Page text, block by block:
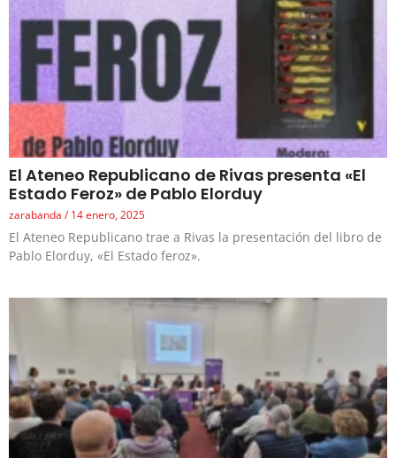
El Ateneo Republicano de Rivas presenta «El
Estado Feroz» de Pablo Elorduy
zarabanda 14 enero, 2025
El Ateneo Republicano trae a Rivas la presentación del libro de
Pablo Elorduy, «El Estado feroz».